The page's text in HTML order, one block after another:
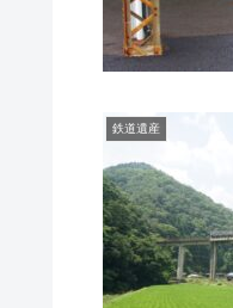
鉄道遺産